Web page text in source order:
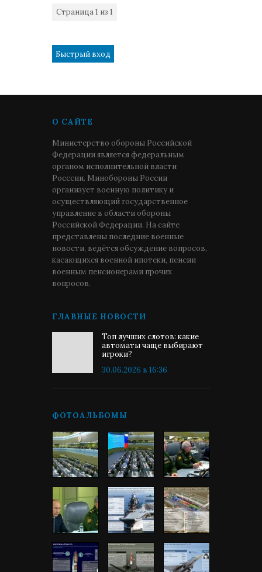
Страница1 из 1
О САЙТЕ
Министерство обороны Российской
Федерации является федеральным
органом исполнительной власти
Росссии. Минобороны России
организует военную политику и
осуществляющий государственное
управление в области обороны
Российской Федерации. На сайте
представлены последние военные
новости, ведётся обсуждение вопросов,
касающихся военной ипотеки, пенсии
военным пенсионерами прочих
вопросов.
ГЛАВНЫЕ НОВОСТИ
Топ лучших слотов: какие
автоматы чаще выбирают
игроки?
30.06.2026 в 16:36
ФОТОАЛЬБОМЫ